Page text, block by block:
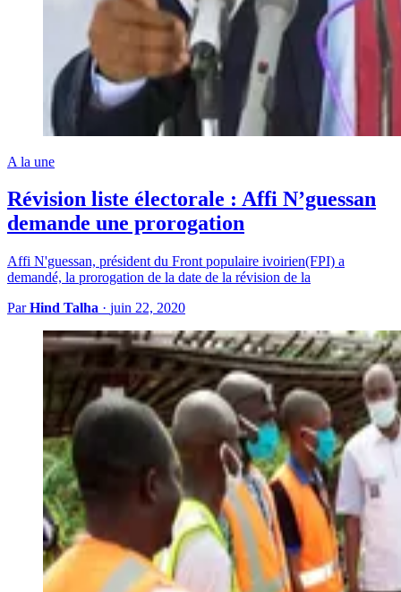
A la une
Révision liste électorale : Affi N’guessan
demande une prorogation
Affi N'guessan, président du Front populaire ivoirien(FPI) a
demandé, la prorogation de la date de la révision de la
ParHind Talha · juin 22, 2020